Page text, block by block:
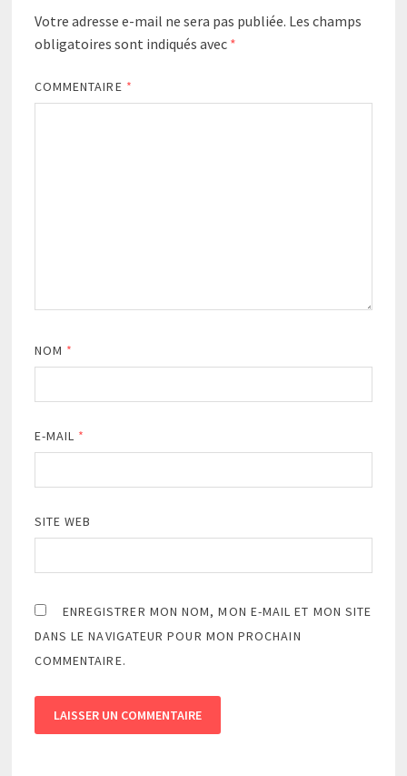
Votre adresse e-mail ne sera pas publiée. Les champs
obligatoires sont indiqués avec *
COMMENTAIRE *
NOM *
E-MAIL *
SITE WEB
ENREGISTRER MON NOM, MON E-MAIL ET MON SITE
DANS LE NAVIGATEUR POUR MON PROCHAIN
COMMENTAIRE.